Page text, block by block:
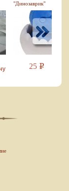
"Динозаврик"
25 Р